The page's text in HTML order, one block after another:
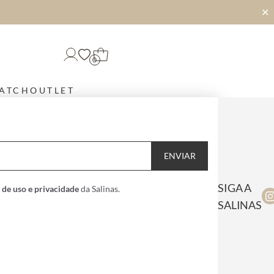
✕
0
OUTLET
ENVIAR
uso e privacidadeda Salinas.
SIGA A
SALINAS